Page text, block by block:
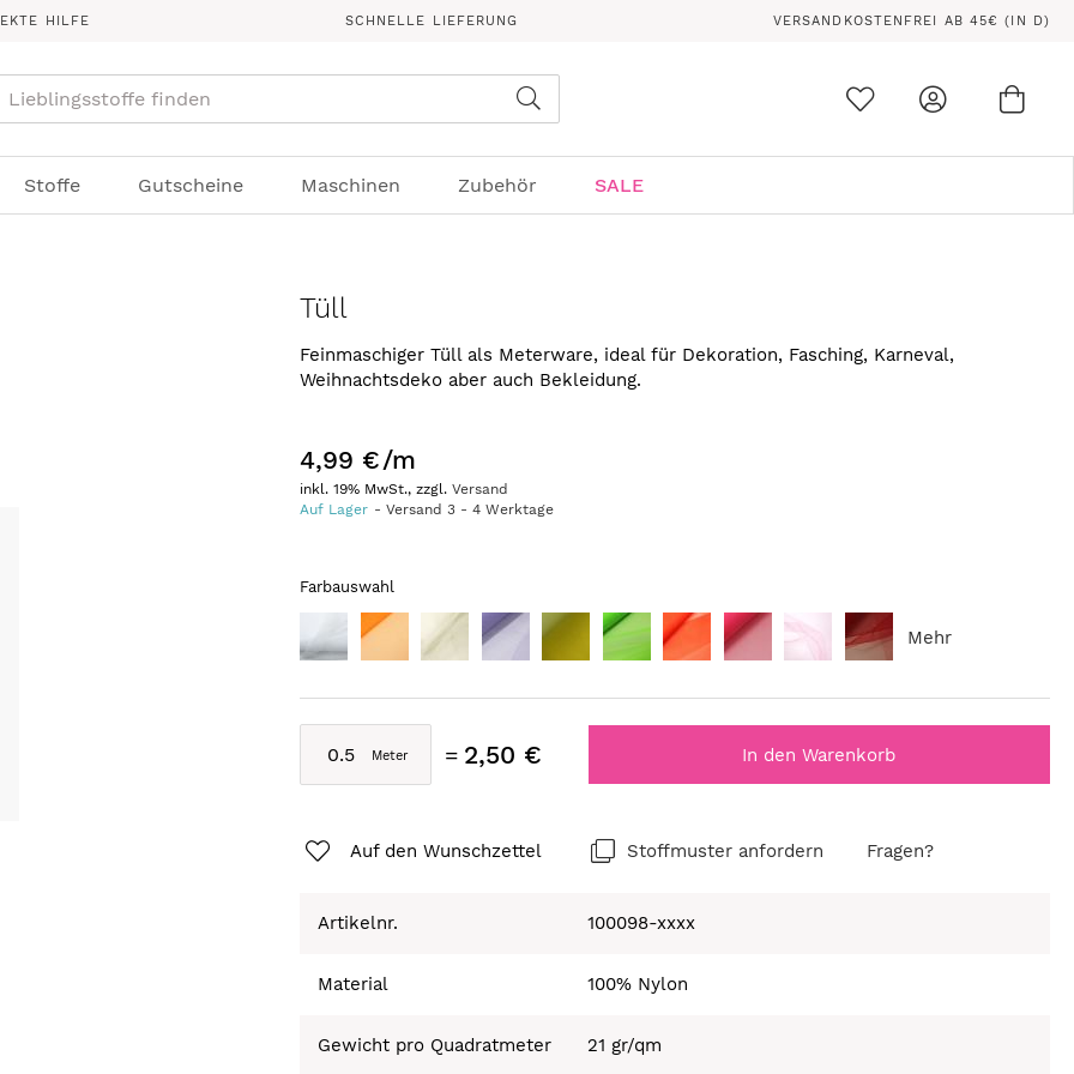
HILFE SCHNELLE LIEFERUNG VERSANDKOSTENFREI AB 45€ (IN D)
Stoffe Gutscheine Maschinen Zubehör SALE
Tüll
Feinmaschiger Tüll als Meterware, ideal für Dekoration, Fasching, Karneval,
Weihnachtsdeko aber auch Bekleidung.
4,99 €/m
inkl. 19% MwSt., zzgl.Versand
Auf Lager
Versand3 -4 Werktage
Farbauswahl
Mehr
2,50 € In den Warenkorb
Auf den Wunschzettel Stoffmuster anfordern Fragen?
Artikelnr. 100098-xxxx
Material 100% Nylon
Gewicht pro Quadratmeter 21 gr/qm